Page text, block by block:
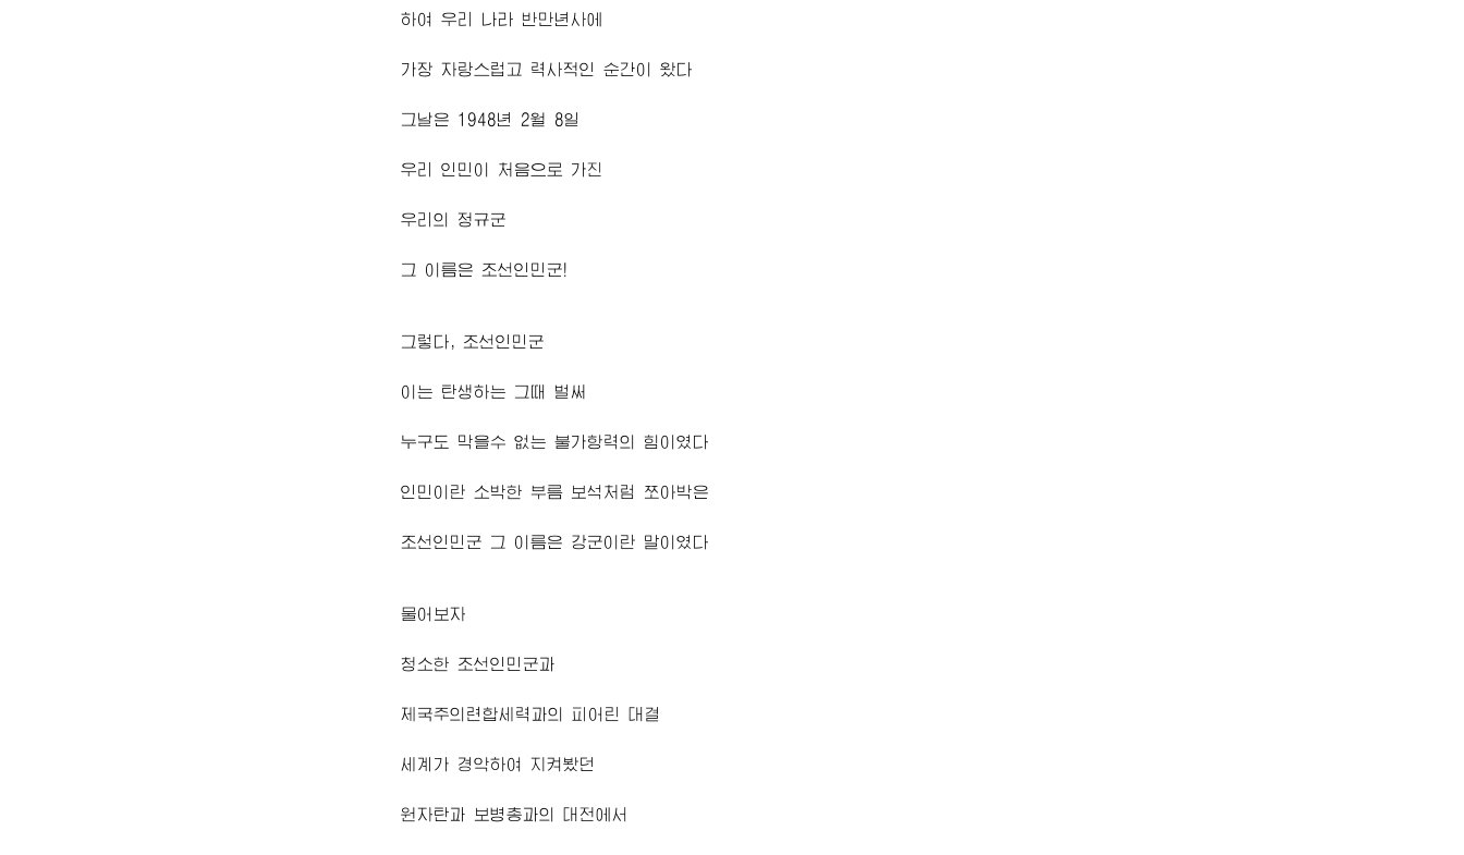
하여 우리 나라 반만년사에
가장 자랑스럽고 력사적인 순간이 왔다
그날은 1948년 2월 8일
우리 인민이 처음으로 가진
우리의 정규군
그 이름은 조선인민군!
그렇다, 조선인민군
이는 탄생하는 그때 벌써
누구도 막을수 없는 불가항력의 힘이였다
인민이란 소박한 부름 보석처럼 쪼아박은
조선인민군 그 이름은 강군이란 말이였다
물어보자
청소한 조선인민군과
제국주의련합세력과의 피어린 대결
세계가 경악하여 지켜봤던
원자탄과 보병총과의 대전에서